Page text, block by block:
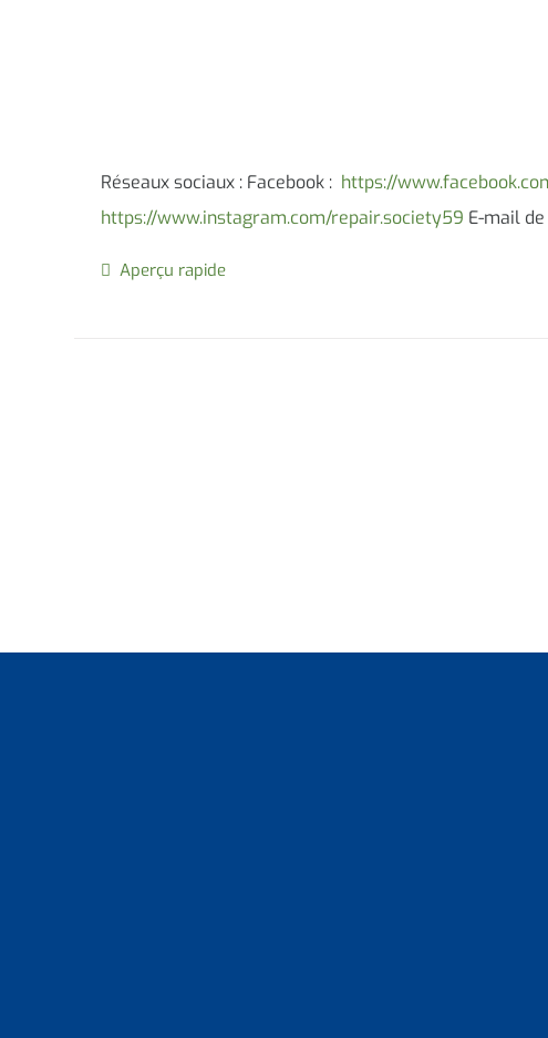
Réseaux sociaux : Facebook : https://
https://www.instagram.com/repair.society59 E-mail
Aperçu rapide